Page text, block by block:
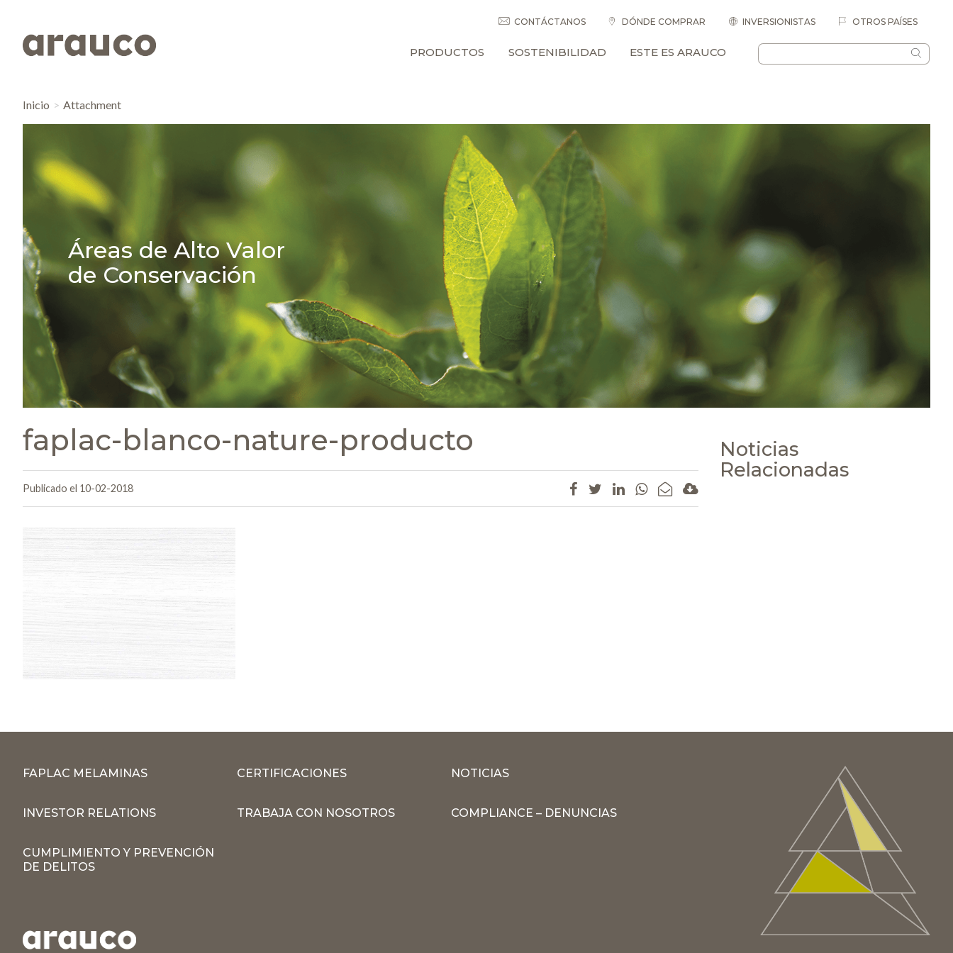
CONTÁCTANOS DÓNDE COMPRAR INVERSIONISTAS OTROS PAÍSES
PRODUCTOS SOSTENIBILIDAD ESTE ES ARAUCO
Inicio Attachment
Áreas de Alto Valor
de Conservación
faplac-blanco-nature-producto
Publicado el 10-02-2018
Noticias
Relacionadas
FAPLAC MELAMINAS CERTIFICACIONES NOTICIAS
INVESTOR RELATIONS TRABAJA CON NOSOTROS COMPLIANCE – DENUNCIAS
CUMPLIMIENTO Y PREVENCIÓN
DE DELITOS